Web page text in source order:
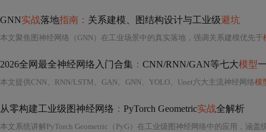
GNN实战落地指南： 关系建模、图结构设计与工业级避坑
本文聚焦图神经网络（GNN）在工业场景中的真实落地，强调关系建模优先于
2026全网最全神经网络入门合集 ： CNN/RNN/GAN等七大模型
本文提供CNN、RNN/LSTM、GAN、GNN、YOLO、Unet六大主流神经网络模
从零构建工业级图神经网络 ： PyTorch Geometric实战全解析
本文系统讲解PyTorch Geometric（PyG）在工业级图神经网络中的应用，涵盖